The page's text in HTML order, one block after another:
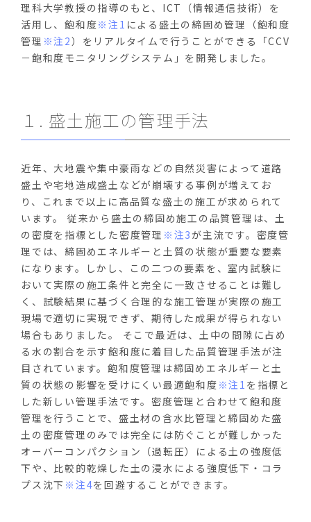
理科大学教授の指導のもと、ICT（情報通信技術）を
活用し、飽和度※注1 による盛土の締固め管理（飽和度
管理 ※注2）をリアルタイムで行うことができる「CCV
－飽和度モニタリングシステム」を開発しました。
１. 盛土施工の管理手法
近年、大地震や集中豪雨などの自然災害によって道路
盛土や宅地造成盛土などが崩壊する事例が増えてお
り、これまで以上に高品質な盛土の施工が求められて
います。 従来から盛土の締固め施工の品質管理は、土
の密度を指標とした密度管理 ※注3が主流です。密度管
理では、締固めエネルギーと土質の状態が重要な要素
になります。しかし、この二つの要素を、室内試験に
おいて実際の施工条件と完全に一致させることは難し
く、試験結果に基づく合理的な施工管理が実際の施工
現場で適切に実現できず、期待した成果が得られない
場合もありました。 そこで最近は、土中の間隙に占め
る水の割合を示す飽和度に着目した品質管理手法が注
目されています。飽和度管理は締固めエネルギーと土
質の状態の影響を受けにくい最適飽和度 ※注1 を指標と
した新しい管理手法です。密度管理と合わせて飽和度
管理を行うことで、盛土材の含水比管理と締固めた盛
土の密度管理のみでは完全には防ぐことが難しかった
オーバーコンパクション（過転圧）による土の強度低
下や、比較的乾燥した土の浸水による強度低下・コラ
プス沈下 ※注4を回避することができます。